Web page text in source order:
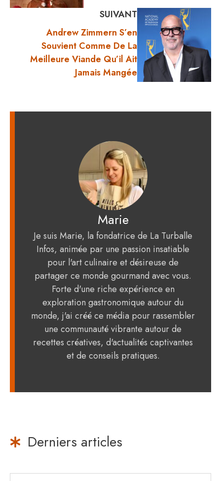
SUIVANT
Andrew Zimmern S’en
Souvient Comme De La
Meilleure Viande Qu’il Ait
Jamais Mangée
Marie
Je suis Marie, la fondatrice de La Turballe
Infos, animée par une passion insatiable
pour l'art culinaire et désireuse de
partager ce monde gourmand avec vous.
Forte d'une riche expérience en
exploration gastronomique autour du
monde, j'ai créé ce média pour rassembler
une communauté vibrante autour de
recettes créatives, d'actualités captivantes
et de conseils pratiques.
Derniers articles